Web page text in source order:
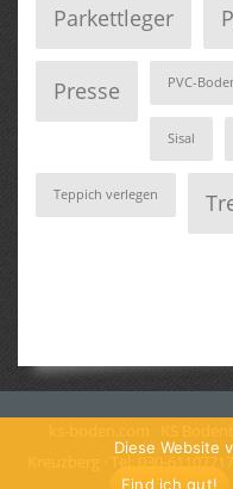
Parkettleger
Presse PVC-
Sisal
Teppich verlegen
Diese Website
Find ich gut!